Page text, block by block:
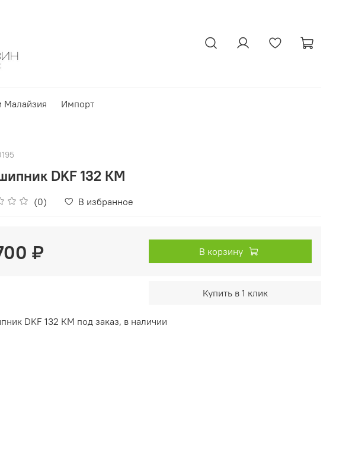
Малайзия Импорт
DKF 132 КМ
(0) В избранное
₽ В корзину
Купить в 1 клик
DKF 132 КМ под заказ, в наличии